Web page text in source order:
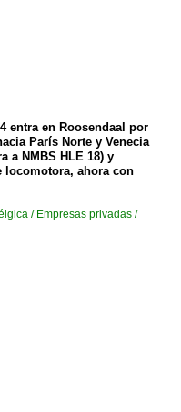
entra en Roosendaal por
París Norte y Venecia
a NMBS HLE 18) y
locomotora, ahora con
/ Empresas privadas /